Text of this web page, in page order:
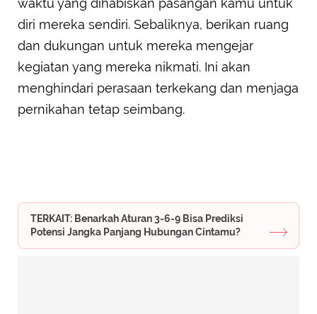
diri mereka sendiri. Sebaliknya, berikan ruang
dan dukungan untuk mereka mengejar
kegiatan yang mereka nikmati. Ini akan
menghindari perasaan terkekang dan menjaga
pernikahan tetap seimbang.
TERKAIT: Benarkah Aturan 3-6-9 Bisa Prediksi
Potensi Jangka Panjang Hubungan Cintamu?